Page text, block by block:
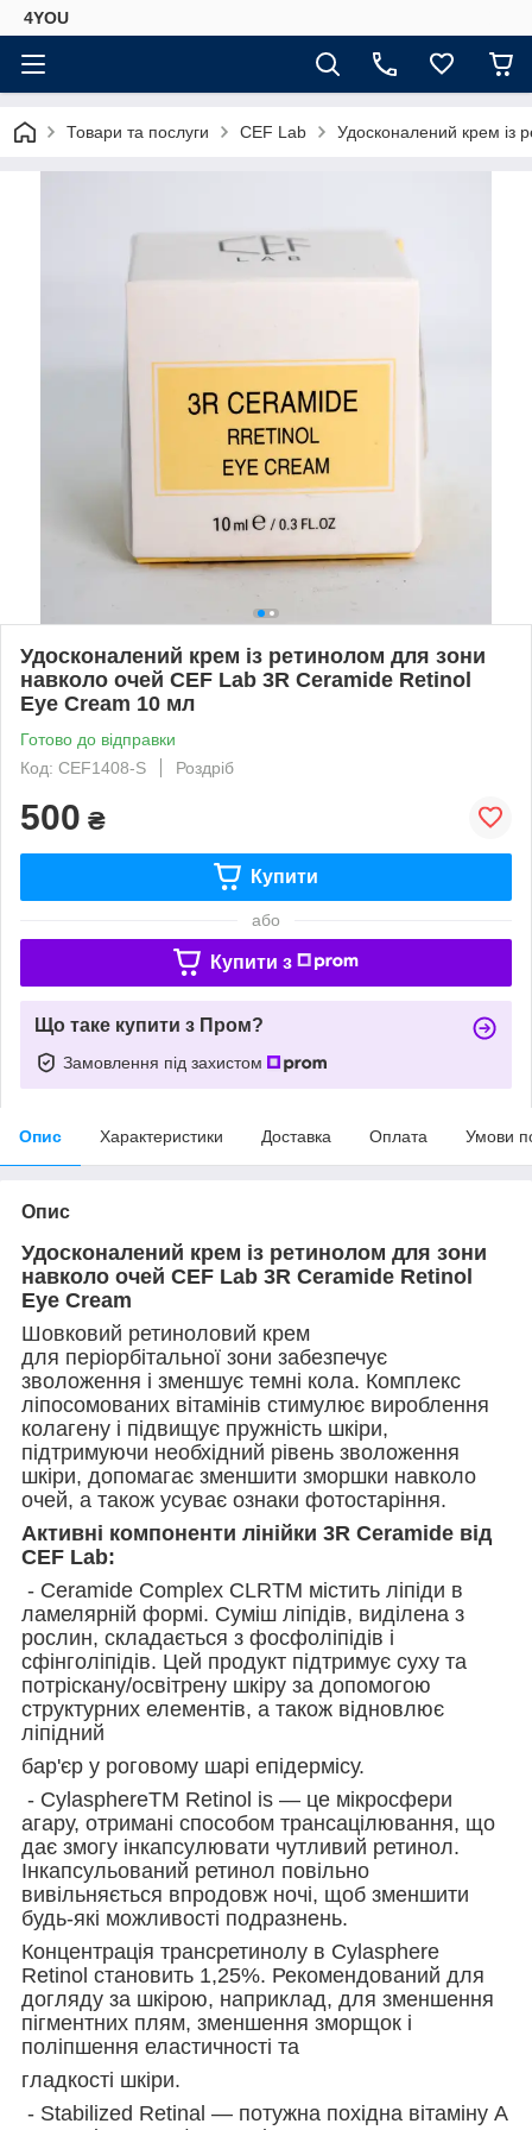
4YOU
Товари та послуги СEF Lab Удосконалений крем із
Удосконалений крем із ретинолом для зони
навколо очей CEF Lab 3R Ceramide Retinol
Eye Cream 10 мл
Готово до відправки
Код: CEF1408-S
Роздріб
500 ₴
Купити
або
Купити з
Що таке купити з Пром?
Замовлення під захистом
Опис Характеристики Доставка Оплата Умови
Опис
Удосконалений крем із ретинолом для зони
навколо очей CEF Lab 3R Ceramide Retinol
Eye Cream
Шовковий ретиноловий крем
для періорбітальної зони забезпечує
зволоження і зменшує темні кола. Комплекс
ліпосомованих вітамінів стимулює вироблення
колагену і підвищує пружність шкіри,
підтримуючи необхідний рівень зволоження
шкіри, допомагає зменшити зморшки навколо
очей, а також усуває ознаки фотостаріння.
Активні компоненти лінійки 3R Ceramide від
CEF Lab:
- Ceramide Complex CLRTM містить ліпіди в
ламелярній формі. Суміш ліпідів, виділена з
рослин, складається з фосфоліпідів і
сфінголіпідів. Цей продукт підтримує суху та
потріскану/освітрену шкіру за допомогою
структурних елементів, а також відновлює
ліпідний
бар'єр у роговому шарі епідермісу.
- CylasphereTM Retinol is — це мікросфери
агару, отримані способом трансацілювання, що
дає змогу інкапсулювати чутливий ретинол.
Інкапсульований ретинол повільно
вивільняється впродовж ночі, щоб зменшити
будь-які можливості подразнень.
Концентрація трансретинолу в Cylasphere
Retinol становить 1,25%. Рекомендований для
догляду за шкірою, наприклад, для зменшення
пігментних плям, зменшення зморщок і
поліпшення еластичності та
гладкості шкіри.
- Stabilized Retinal — потужна похідна вітаміну А